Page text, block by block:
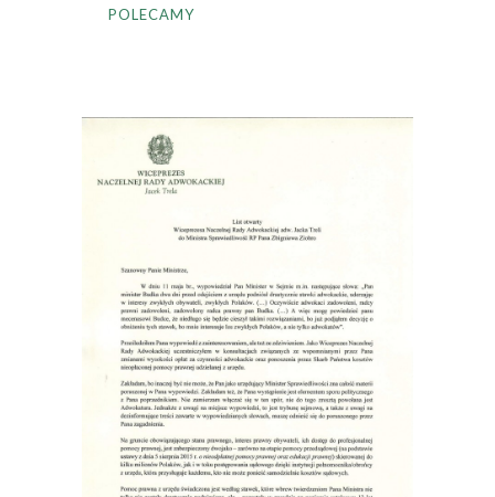
POLECAMY